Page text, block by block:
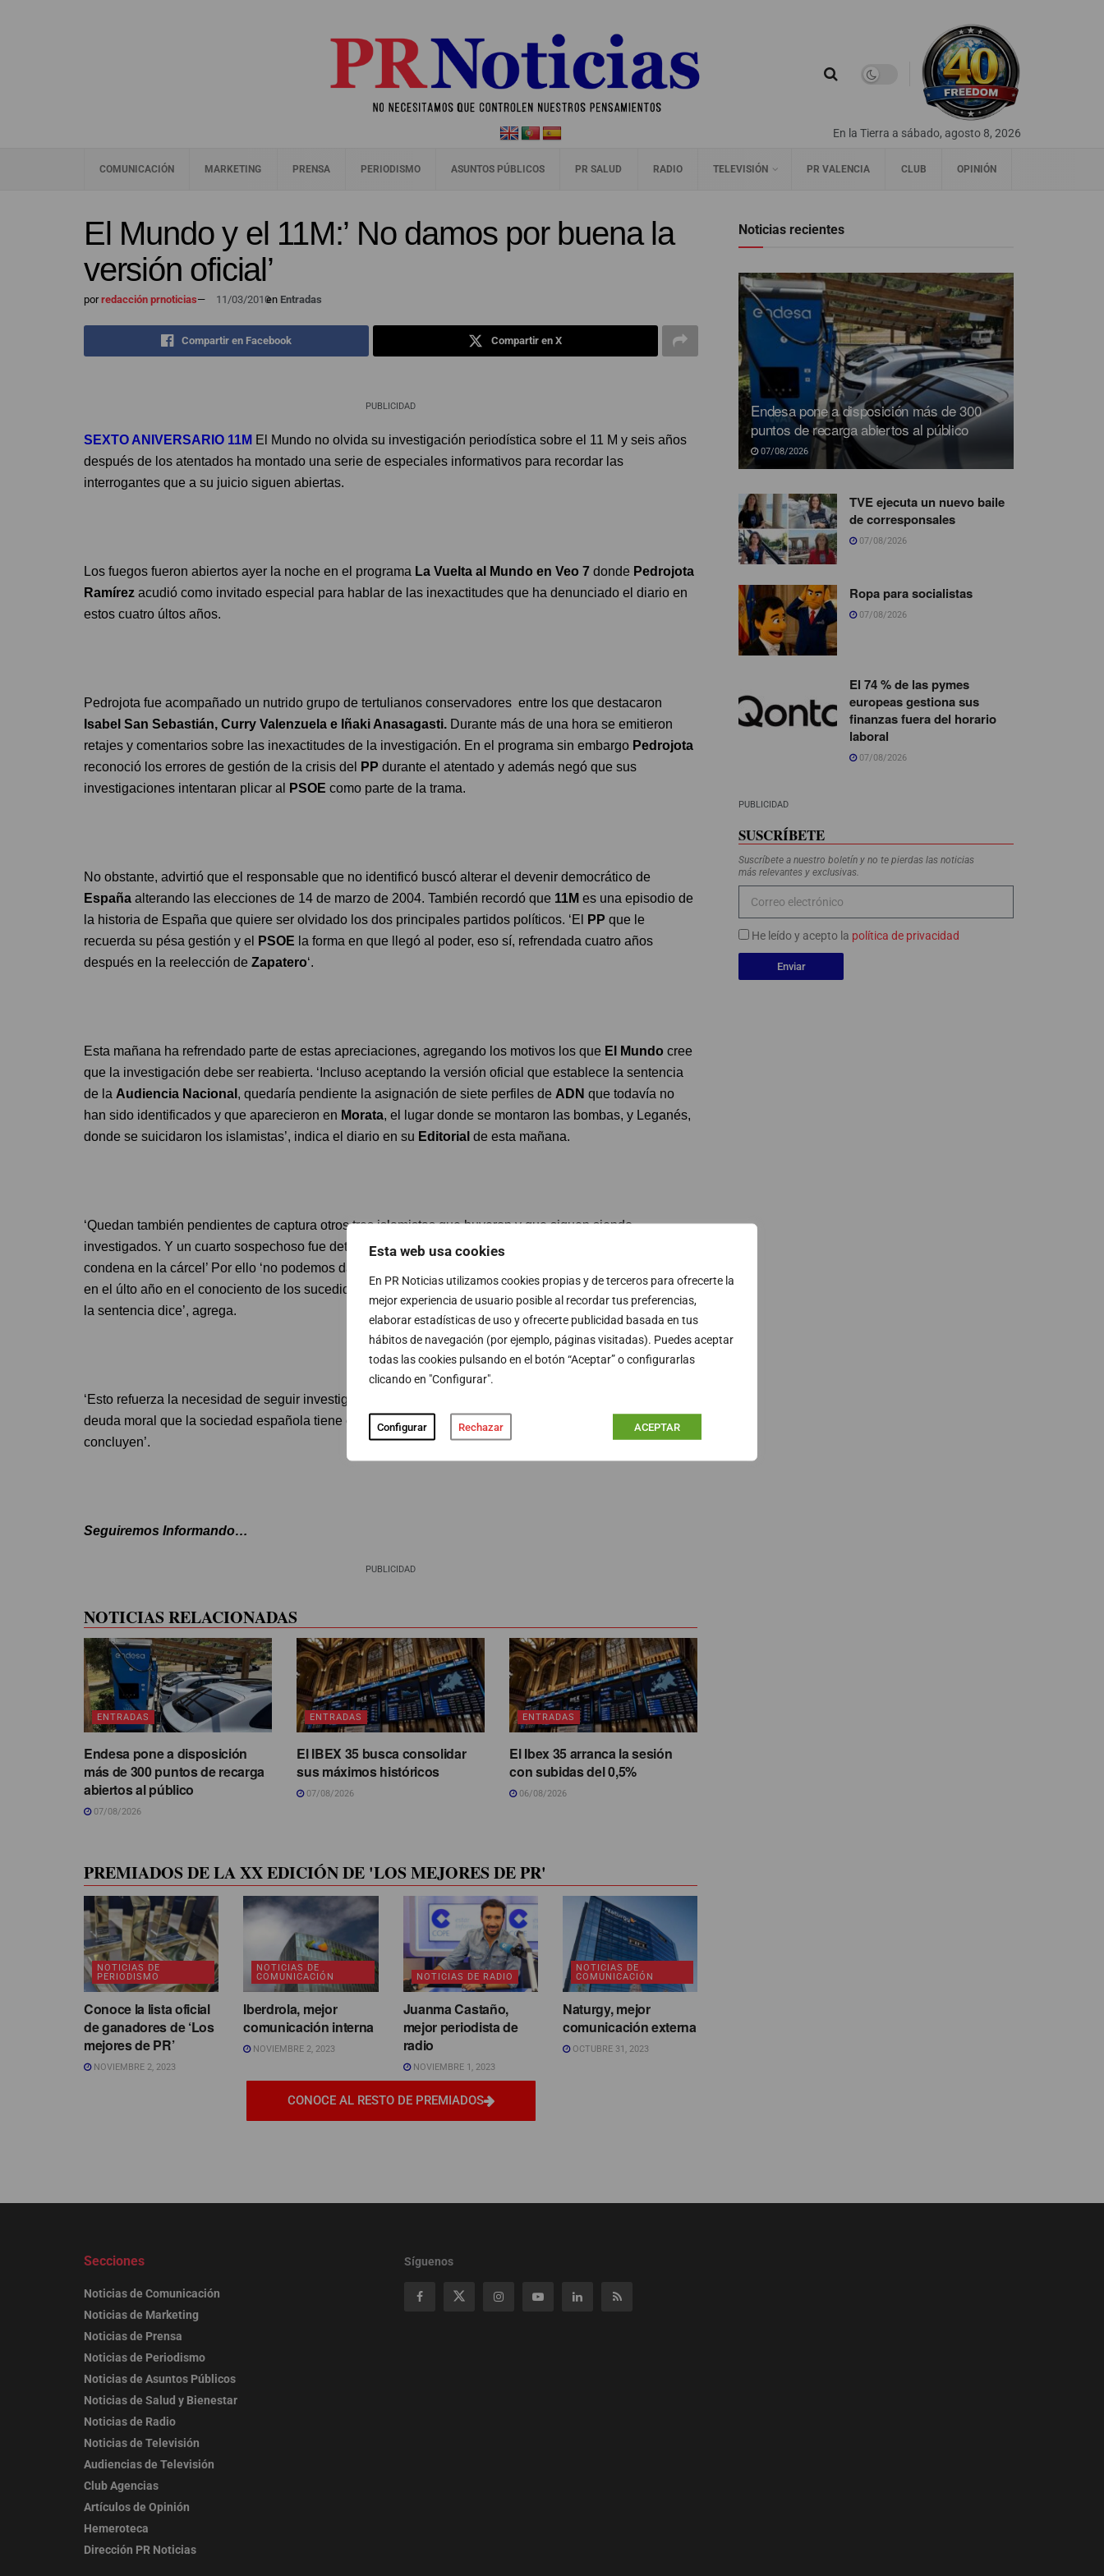
Esta web usa cookies
En PR Noticias utilizamos cookies propias y de terceros para ofrecerte la
mejor experiencia de usuario posible al recordar tus preferencias,
elaborar estadísticas de uso y ofrecerte publicidad basada en tus
hábitos de navegación (por ejemplo, páginas visitadas). Puedes aceptar
todas las cookies pulsando en el botón “Aceptar” o configurarlas
clicando en "Configurar".
Configurar Rechazar ACEPTAR
En la Tierra a sábado, agosto 8, 2026
COMUNICACIÓN MARKETING PRENSA PERIODISMO ASUNTOS PÚBLICOS PR SALUD RADIO TELEVISIÓN PR VALENCIA CLUB OPINIÓN
El Mundo y el 11M:’ No damos por buena la
versión oficial’
porredacción prnoticias— 11/03/2010en Entradas
Compartir en Facebook Compartir en X
PUBLICIDAD
SEXTO ANIVERSARIO 11M El Mundo no olvida su investigación periodística sobre el 11 M y seis años
después de los atentados ha montado una serie de especiales informativos para recordar las
interrogantes que a su juicio siguen abiertas.
Los fuegos fueron abiertos ayer la noche en el programa La Vuelta al Mundo en Veo 7 donde Pedrojota
Ramírez acudió como invitado especial para hablar de las inexactitudes que ha denunciado el diario en
estos cuatro últos años.
Pedrojota fue acompañado un nutrido grupo de tertulianos conservadores entre los que destacaron
Isabel San Sebastián, Curry Valenzuela e Iñaki Anasagasti. Durante más de una hora se emitieron
retajes y comentarios sobre las inexactitudes de la investigación. En el programa sin embargo Pedrojota
reconoció los errores de gestión de la crisis del
PP durante el atentado y además negó que sus
investigaciones intentaran plicar al
PSOE como parte de la trama.
No obstante, advirtió que el responsable que no identificó buscó alterar el devenir democrático de
España alterando las elecciones de 14 de marzo de 2004. También recordó que 11M es una episodio de
la historia de España que quiere ser olvidado los dos principales partidos políticos. ‘El
PP que le
recuerda su pésa gestión y el
PSOE la forma en que llegó al poder, eso sí, refrendada cuatro años
después en la reelección de Zapatero‘.
Esta mañana ha refrendado parte de estas apreciaciones, agregando los motivos los que El Mundo cree
que la investigación debe ser reabierta. ‘Incluso aceptando la versión oficial que establece la sentencia
de la Audiencia Nacional , quedaría pendiente la asignación de siete perfiles de ADN que todavía no
han sido identificados y que aparecieron en Morata, el lugar donde se montaron las bombas, y Leganés,
donde se suicidaron los islamistas’, indica el diario en su Editorial de esta mañana.
‘Quedan también pendientes de captura otros tres islamistas que huyeron y que siguen siendo
investigados. Y un cuarto sospechoso fue detenido enSiriay entregado a
condena en la cárcel’ Por ello ‘no podemos dar buena la versión oficial. Y ello no que se haya avanzado
en el últo año en el conociento de los sucedido, sino que se ha puesto en evidencia que no ocurrió lo que
la sentencia dice’, agrega.
‘Esto refuerza la necesidad de seguir investigando los atentados más terribles de nuestra historia, tanto la
deuda moral que la sociedad española tiene con las víctas, como su propio sentido de la dignidad,
concluyen’.
Seguiremos Informando…
PUBLICIDAD
NOTICIAS RELACIONADAS
ENTRADAS
Endesa pone a disposición
más de 300 puntos de recarga
abiertos al público
07/08/2026
ENTRADAS
El IBEX 35 busca consolidar
sus máximos históricos
07/08/2026
ENTRADAS
El Ibex 35 arranca la sesión
con subidas del 0,5%
06/08/2026
PREMIADOS DE LA XX EDICIÓN DE 'LOS MEJORES DE PR'
NOTICIAS DE
PERIODISMO
Conoce la lista oficial
de ganadores de ‘Los
mejores de PR’
NOVIEMBRE 2, 2023
NOTICIAS DE
COMUNICACIÓN
Iberdrola, mejor
comunicación interna
NOVIEMBRE 2, 2023
NOTICIAS DE RADIO
Juanma Castaño,
mejor periodista de
radio
NOVIEMBRE 1, 2023
NOTICIAS DE
COMUNICACIÓN
Naturgy, mejor
comunicación externa
OCTUBRE 31, 2023
CONOCE AL RESTO DE PREMIADOS
Noticias recientes
Endesa pone a disposición más de 300
puntos de recarga abiertos al público
07/08/2026
TVE ejecuta un nuevo baile
de corresponsales
07/08/2026
Ropa para socialistas
07/08/2026
El 74 % de las pymes
europeas gestiona sus
finanzas fuera del horario
laboral
07/08/2026
PUBLICIDAD
SUSCRÍBETE
Suscríbete a nuestro boletín y no te pierdas las noticias
más relevantes y exclusivas.
He leído y acepto la política de privacidad
Enviar
Secciones
Noticias de Comunicación
Noticias de Marketing
Noticias de Prensa
Noticias de Periodismo
Noticias de Asuntos Públicos
Noticias de Salud y Bienestar
Noticias de Radio
Noticias de Televisión
Audiencias de Televisión
Club Agencias
Artículos de Opinión
Hemeroteca
Dirección PR Noticias
Síguenos